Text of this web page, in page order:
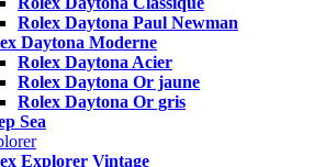
Rolex Daytona Paul Newman
Daytona Moderne
Rolex Daytona Acier
Rolex Daytona Or jaune
Rolex Daytona Or gris
Sea
Explorer Vintage